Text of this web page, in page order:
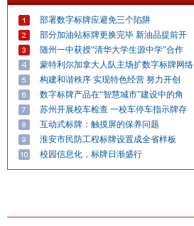
部署数字标牌应避免三个陷阱
部分加油站标牌更换完毕 新油品提前开
随州一中获授“清华大学生源中学”合作
蒙特利尔加拿大人队主场扩数字标牌网络
构建和谐秩序 实现特色经营 努力开创
数字标牌产品在“智慧城市”建设中的角
苏州开展校车检查 一校车停车指示牌存
互动式标牌：触摸屏的保养问题
淮安市民防工程标牌设置成全省样板
校园信息化，标牌日渐盛行